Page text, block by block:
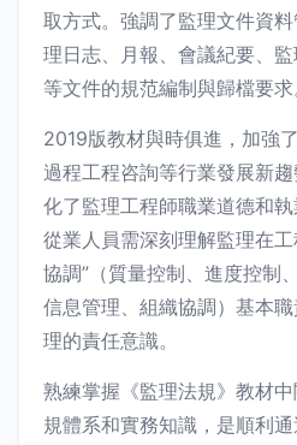
取方式。強調了監理文件資
理日志、月報、會議紀要、
等文件的規范編制與歸檔要求
2019版教材與時俱進，加強
過程工程咨詢等行業發展新
化了監理工程師職業道德和
從業人員需深刻理解監理在
協調”（質量控制、進度控制
信息管理、組織協調）基本
理的責任意識。
熟練掌握《監理法規》教材
規體系和實務知識，是順利